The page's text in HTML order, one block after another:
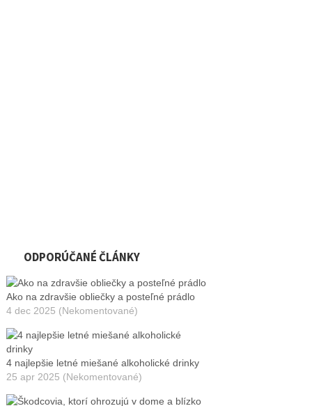
ODPORÚČANÉ ČLÁNKY
Ako na zdravšie obliečky a posteľné prádlo
4 dec 2025 (Nekomentované)
4 najlepšie letné miešané alkoholické drinky
25 apr 2025 (Nekomentované)